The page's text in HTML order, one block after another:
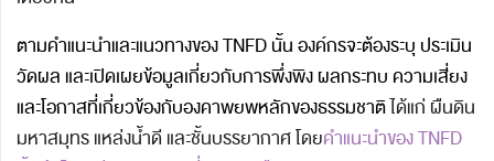
ตามคำแนะนำและแนวทางของ TNFD นั้น องค์กรจะต้องระบุ ประเมิน
วัดผล และเปิดเผยข้อมูลเกี่ยวกับการพึ่งพิง ผลกระทบ ความเสี่ยง
และโอกาสที่เกี่ยวข้องกับองคาพยพหลักของธรรมชาติได้แก่ ผืนดิน
มหาสมุทร แหล่งน้ำดี และชั้นบรรยากาศ โดยคำแนะนำของ TNFD